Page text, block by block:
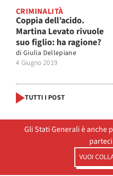
CRIMINALITÀ
Coppia dell’acido.
Martina Levato rivuole
suo figlio: ha ragione?
di Giulia Dellepiane
4 Giugno 2019
TUTTI I POST
Gli Stati Generali è
VUOI